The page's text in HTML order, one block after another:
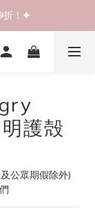
折！✦
折！✦
免運費！✦
護殻
公眾期假除外)